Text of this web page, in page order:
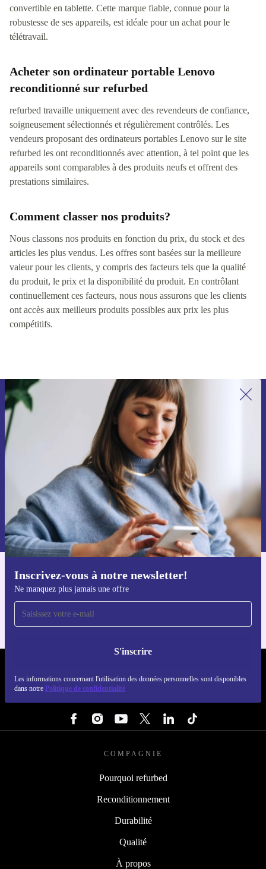
convertible en tablette. Cette marque fiable, connue pour la
robustesse de ses appareils, est idéale pour un achat pour le
télétravail.
Acheter son ordinateur portable Lenovo
reconditionné sur refurbed
refurbed travaille uniquement avec des revendeurs de confiance,
soigneusement sélectionnés et régulièrement contrôlés. Les
vendeurs proposant des ordinateurs portables Lenovo sur le site
refurbed les ont reconditionnés avec attention, à tel point que les
appareils sont comparables à des produits neufs et offrent des
prestations similaires.
Comment classer nos produits?
Nous classons nos produits en fonction du prix, du stock et des
articles les plus vendus. Les offres sont basées sur la meilleure
valeur pour les clients, y compris des facteurs tels que la qualité
du produit, le prix et la disponibilité du produit. En contrôlant
continuellement ces facteurs, nous nous assurons que les clients
ont accès aux meilleurs produits possibles aux prix les plus
compétitifs.
Inscrivez-vous à notre newsletter!
Ne manquez plus jamais une offre
S'inscrire
Les informations concernant l'utilisation des données personnelles sont disponibles
dans notre Politique de confidentialité
Recevoir offres et infos de refurbed
par mail
Ne manquez plus aucune offre.
S'inscrire
Retrouvez les informations sur l'utilisation des données personnelles
dans notre
politique de confidentialité.
Téléchargez l'application refurbed
Pour iOS et Android
COMPAGNIE
Pourquoi refurbed
Reconditionnement
Durabilité
Qualité
À propos